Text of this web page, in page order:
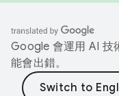
Google 會運用 AI 技
能會出錯。